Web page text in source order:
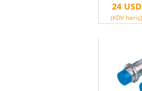
24 USD
(KDV hariç)